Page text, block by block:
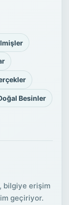
Besinler
bilgiye erişim
geçiriyor.